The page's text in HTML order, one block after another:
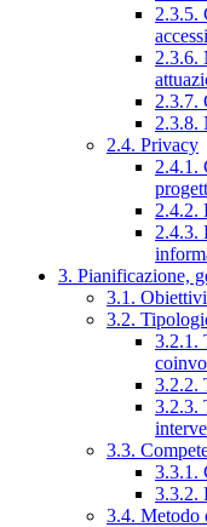
2.3.5.
2.3.6.
2.3.7.
2.3.8.
2.4. Privacy
2.4.1.
2.4.2.
2.4.3.
3. Pianificazione,
3.1.
3.2.
3.2.1.
3.2.2.
3.2.3.
3.3.
3.3.1.
3.3.2.
3.4. Metodo